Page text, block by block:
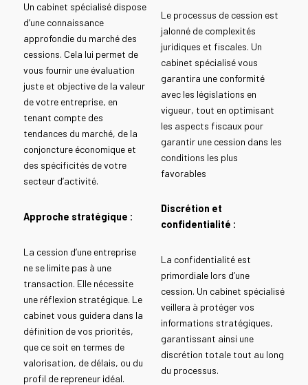
Un cabinet spécialisé dispose
d’une connaissance
approfondie du marché des
cessions. Cela lui permet de
vous fournir une évaluation
juste et objective de la valeur
de votre entreprise, en
tenant compte des
tendances du marché, de la
conjoncture économique et
des spécificités de votre
secteur d’activité.
Approche stratégique :
La cession d’une entreprise
ne se limite pas à une
transaction. Elle nécessite
une réflexion stratégique. Le
cabinet vous guidera dans la
définition de vos priorités,
que ce soit en termes de
valorisation, de délais, ou du
profil de repreneur idéal.
Le processus de cession est
jalonné de complexités
juridiques et fiscales. Un
cabinet spécialisé vous
garantira une conformité
avec les législations en
vigueur, tout en optimisant
les aspects fiscaux pour
garantir une cession dans les
conditions les plus
favorables
Discrétion et
confidentialité :
La confidentialité est
primordiale lors d’une
cession. Un cabinet spécialisé
veillera à protéger vos
informations stratégiques,
garantissant ainsi une
discrétion totale tout au long
du processus.